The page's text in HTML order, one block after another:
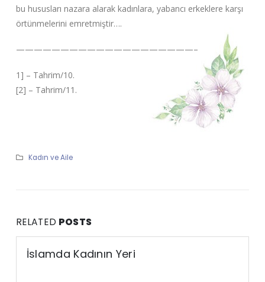
bu hususları nazara alarak kadınlara, yabancı erkeklere karşı
örtünmelerini emretmiştir….
————————————————————–
1] – Tahrim/10.
[2] – Tahrim/11.
Kadın ve Aile
RELATED POSTS
İslamda Kadının Yeri